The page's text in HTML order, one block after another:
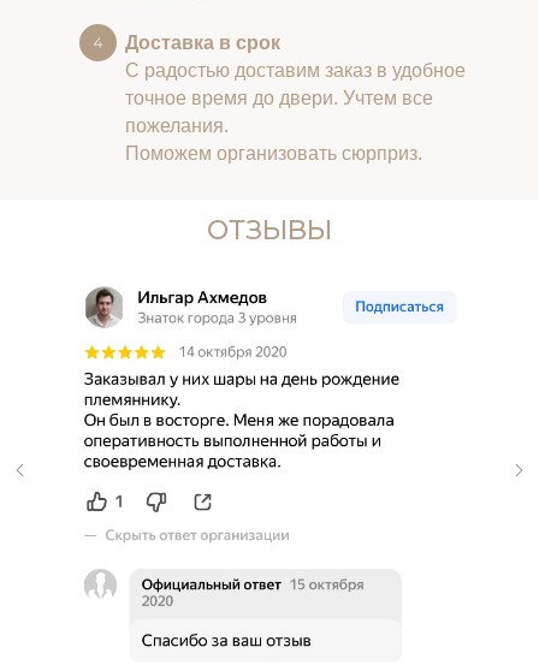
Доставка в срок
С радостью доставим заказ в удобное
точное время до двери. Учтем все
пожелания.
Поможем организовать сюрприз.
ОТЗЫВЫ